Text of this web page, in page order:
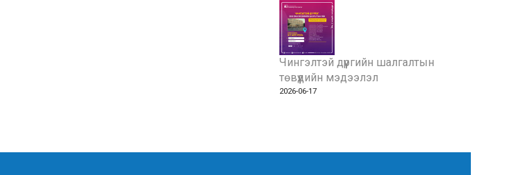
Чингэлтэй дүүргийн шалгалтын
төвүүдийн мэдээлэл
2026-06-17